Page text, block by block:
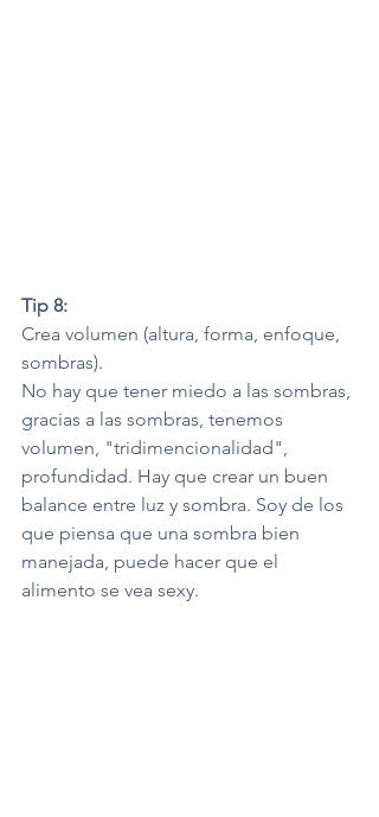
Tip 8:
Crea volumen (altura, forma, enfoque,
sombras).
No hay que tener miedo a las sombras,
gracias a las sombras, tenemos
volumen, "tridimencionalidad",
profundidad. Hay que crear un buen
balance entre luz y sombra. Soy de los
que piensa que una sombra bien
manejada, puede hacer que el
alimento se vea sexy.